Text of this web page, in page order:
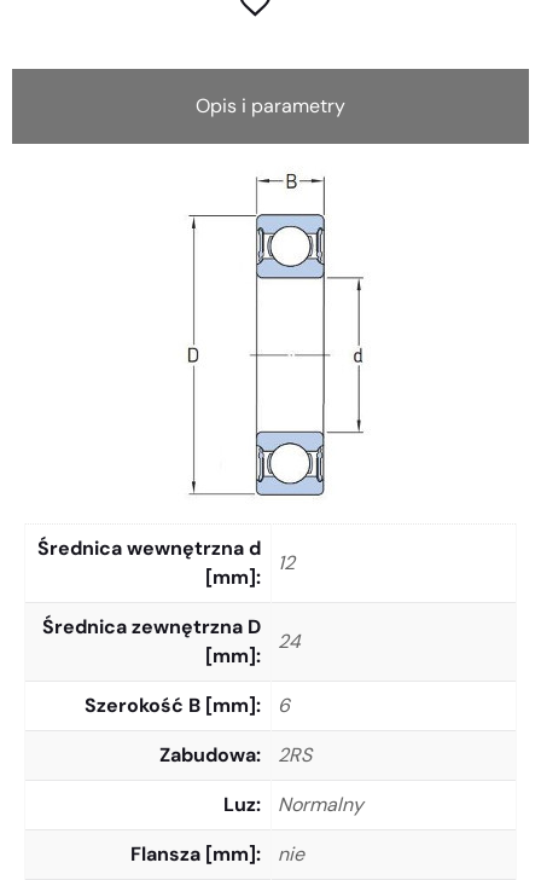
Opis i parametry
Średnica wewnętrzna d
[mm]
12
Średnica zewnętrzna D
[mm]
24
Szerokość B [mm]
6
Zabudowa
2RS
Luz
Normalny
Flansza [mm]
nie